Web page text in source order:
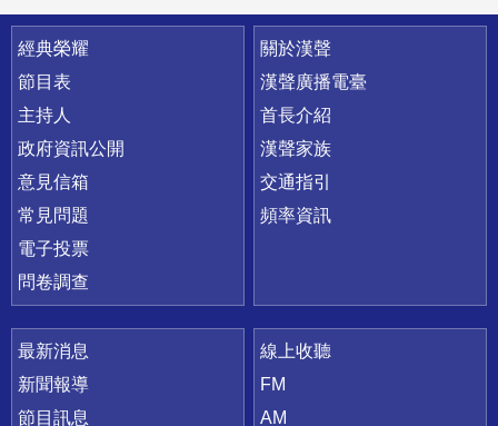
快速連結
經典榮耀
節目表
主持人
政府資訊公開
意見信箱
常見問題
電子投票
問卷調查
關於漢聲
漢聲廣播電臺
首長介紹
漢聲家族
交通指引
頻率資訊
最新消息
新聞報導
節目訊息
線上收聽
FM
AM